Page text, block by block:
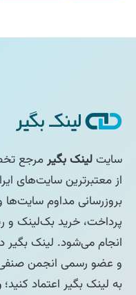
سایتلینک بگیرمرجع
بروزرسانی مداوم سایت‌ها
پرداخت، خرید بک‌لینک و
انجام می‌شود. لینک بگیر
و عضو رسمی انجمن
به لینک بگیر اعتماد کنید؛